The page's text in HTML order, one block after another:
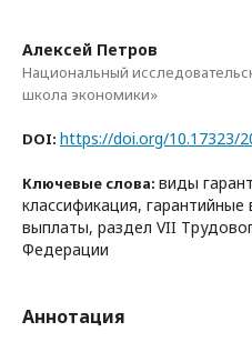
Алексей Петров
Национальный
школа экономики»
DOI: https://doi.org/10.17323/
Ключевые слова: виды
классификация,
выплаты, раздел VII
Федерации
Аннотация